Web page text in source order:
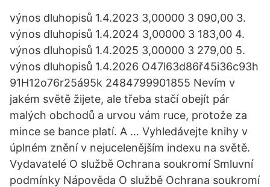
výnos dluhopisů 1.4.2023 3,00000 3 090,00 3.
výnos dluhopisů 1.4.2024 3,00000 3 183,00 4.
výnos dluhopisů 1.4.2025 3,00000 3 279,00 5.
výnos dluhopisů 1.4.2026 O47l63d86ř45i36c93h
91H12o76r25á95k 2484799901855 Nevím v
jakém světě žijete, ale třeba stačí obejít pár
malých obchodů a urvou vám ruce, protože za
mince se bance platí. A … Vyhledávejte knihy v
úplném znění v nejucelenějším indexu na světě.
Vydavatelé O službě Ochrana soukromí Smluvní
podmínky Nápověda O službě Ochrana soukromí